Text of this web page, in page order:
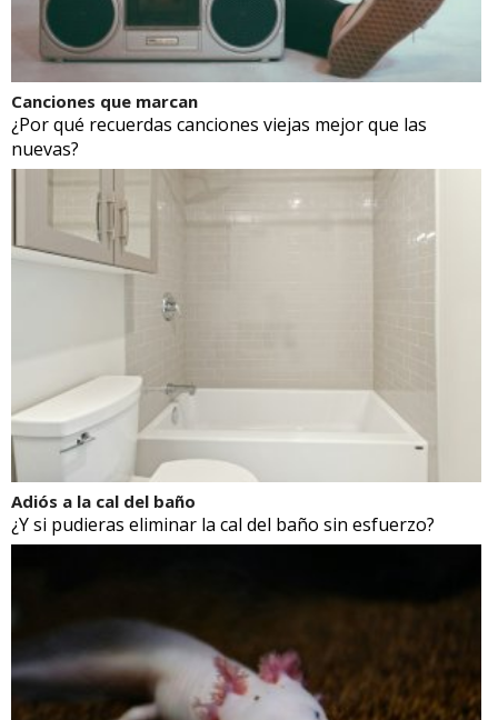
Canciones que marcan
¿Por qué recuerdas canciones viejas mejor que las
nuevas?
Adiós a la cal del baño
¿Y si pudieras eliminar la cal del baño sin esfuerzo?